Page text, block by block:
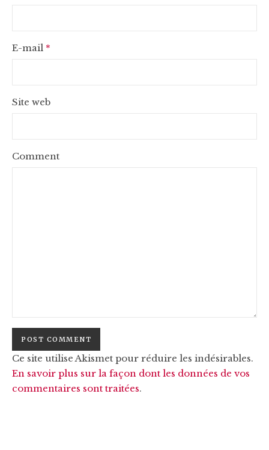
E-mail *
Site web
Comment
Ce site utilise Akismet pour réduire les indésirables.
En savoir plus sur la façon dont les données de vos
commentaires sont traitées.